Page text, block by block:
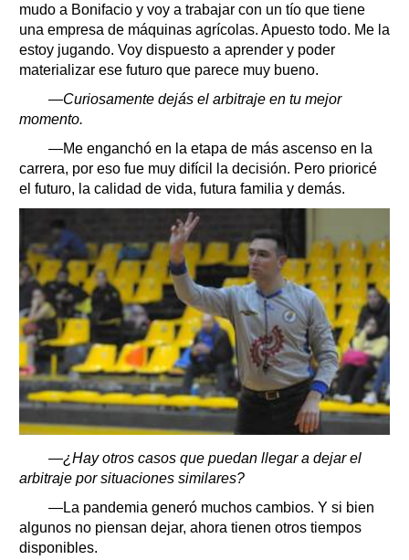
mudo a Bonifacio y voy a trabajar con un tío que tiene
una empresa de máquinas agrícolas. Apuesto todo. Me la
estoy jugando. Voy dispuesto a aprender y poder
materializar ese futuro que parece muy bueno.
—Curiosamente dejás el arbitraje en tu mejor
momento.
—Me enganchó en la etapa de más ascenso en la
carrera, por eso fue muy difícil la decisión. Pero prioricé
el futuro, la calidad de vida, futura familia y demás.
—¿Hay otros casos que puedan llegar a dejar el
arbitraje por situaciones similares?
—La pandemia generó muchos cambios. Y si bien
algunos no piensan dejar, ahora tienen otros tiempos
disponibles.